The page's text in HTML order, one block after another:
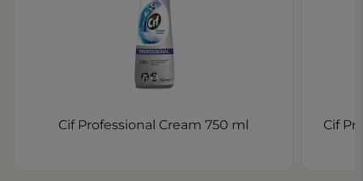
Cif Professional Cream 750 ml Cif